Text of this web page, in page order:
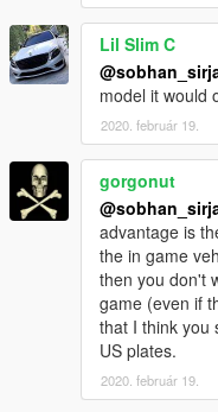
Lil Slim C
model it would
2020. február 19.
gorgonut
advantage is
the in game
then you don't
game (even if
that I think you
US plates.
2020. február 19.